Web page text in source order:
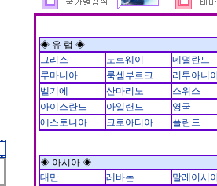
◈ 유 럽 ◈
그리스
노르웨이
네덜란드
루마니아
룩셈부르크
리투아니
벨기에
산마리노
스위스
아이스란드
아일랜드
영국
에스토니아
크로아티아 폴란드
◈ 아시아 ◈
대만
레바논
말레이시